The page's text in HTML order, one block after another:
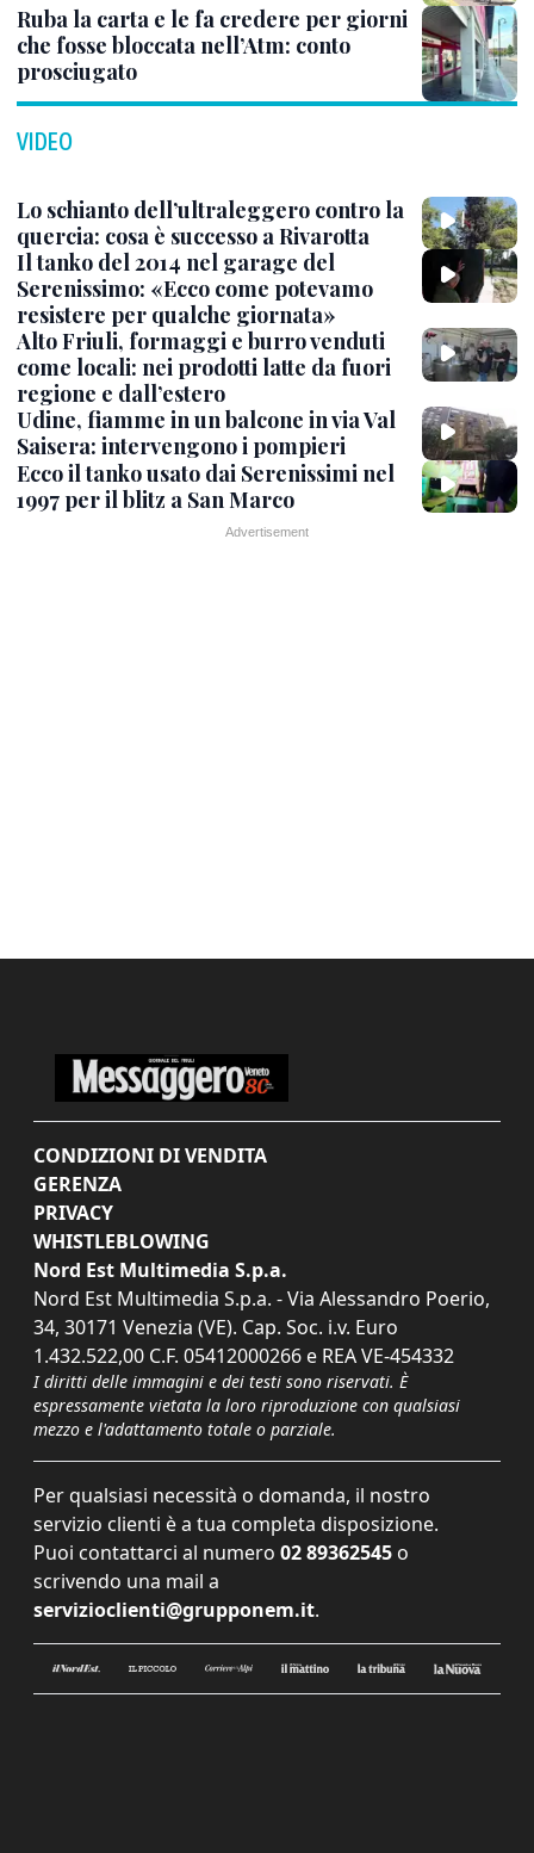
Ruba la carta e le fa credere per giorni
che fosse bloccata nell’Atm: conto
prosciugato
VIDEO
Lo schianto dell’ultraleggero contro la
quercia: cosa è successo a Rivarotta
Il tanko del 2014 nel garage del
Serenissimo: «Ecco come potevamo
resistere per qualche giornata»
Alto Friuli, formaggi e burro venduti
come locali: nei prodotti latte da fuori
regione e dall’estero
Udine, fiamme in un balcone in via Val
Saisera: intervengono i pompieri
Ecco il tanko usato dai Serenissimi nel
1997 per il blitz a San Marco
CONDIZIONI DI VENDITA
GERENZA
PRIVACY
WHISTLEBLOWING
Nord Est Multimedia S.p.a.
Nord Est Multimedia S.p.a. - Via Alessandro Poerio,
34, 30171 Venezia (VE). Cap. Soc. i.v. Euro
1.432.522,00 C.F. 05412000266 e REA VE-454332
I diritti delle immagini e dei testi sono riservati. È
espressamente vietata la loro riproduzione con qualsiasi
mezzo e l'adattamento totale o parziale.
Per qualsiasi necessità o domanda, il nostro
servizio clienti è a tua completa disposizione.
Puoi contattarci al numero 02 89362545 o
scrivendo una mail a
servizioclienti@grupponem.it.